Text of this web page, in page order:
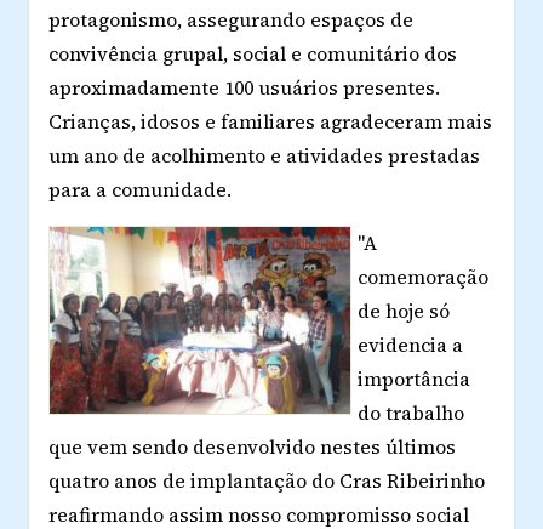
protagonismo, assegurando espaços de
convivência grupal, social e comunitário dos
aproximadamente 100 usuários presentes.
Crianças, idosos e familiares agradeceram mais
um ano de acolhimento e atividades prestadas
para a comunidade.
"A
comemoração
de hoje só
evidencia a
importância
do trabalho
que vem sendo desenvolvido nestes últimos
quatro anos de implantação do Cras Ribeirinho
reafirmando assim nosso compromisso social